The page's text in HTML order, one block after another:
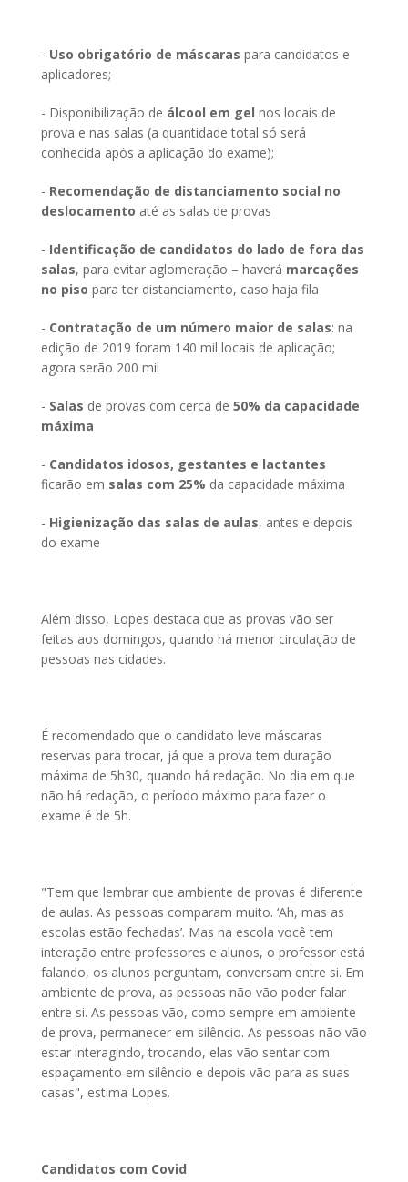
- Uso obrigatório de máscaras para candidatos e
aplicadores;
- Disponibilização de álcool em gel nos locais de
prova e nas salas (a quantidade total só será
conhecida após a aplicação do exame);
- Recomendação de distanciamento social no
deslocamento até as salas de provas
- Identificação de candidatos do lado de fora das
salas, para evitar aglomeração – haverá marcações
no piso para ter distanciamento, caso haja fila
- Contratação de um número maior de salas: na
edição de 2019 foram 140 mil locais de aplicação;
agora serão 200 mil
- Salas de provas com cerca de 50% da capacidade
máxima
- Candidatos idosos, gestantes e lactantes
ficarão em salas com 25% da capacidade máxima
- Higienização das salas de aulas, antes e depois
do exame
Além disso, Lopes destaca que as provas vão ser
feitas aos domingos, quando há menor circulação de
pessoas nas cidades.
É recomendado que o candidato leve máscaras
reservas para trocar, já que a prova tem duração
máxima de 5h30, quando há redação. No dia em que
não há redação, o período máximo para fazer o
exame é de 5h.
"Tem que lembrar que ambiente de provas é diferente
de aulas. As pessoas comparam muito. ‘Ah, mas as
escolas estão fechadas’. Mas na escola você tem
interação entre professores e alunos, o professor está
falando, os alunos perguntam, conversam entre si. Em
ambiente de prova, as pessoas não vão poder falar
entre si. As pessoas vão, como sempre em ambiente
de prova, permanecer em silêncio. As pessoas não vão
estar interagindo, trocando, elas vão sentar com
espaçamento em silêncio e depois vão para as suas
casas", estima Lopes.
Candidatos com Covid